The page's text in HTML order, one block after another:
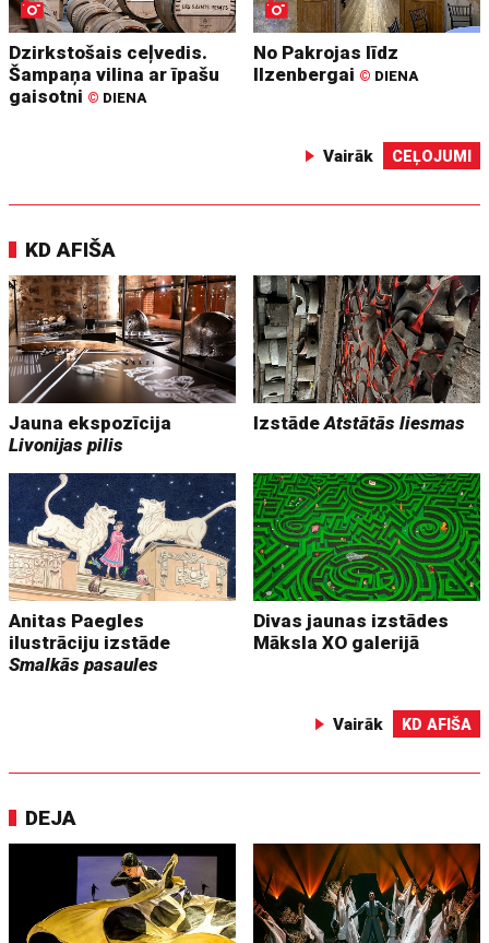
Dzirkstošais ceļvedis.
Šampaņa vilina ar īpašu
gaisotni © DIENA
No Pakrojas līdz
Ilzenbergai © DIENA
Vairāk CEĻOJUMI
KD AFIŠA
Jauna ekspozīcija
Livonijas pilis
IzstādeAtstātās liesmas
Anitas Paegles
ilustrāciju izstāde
Smalkās pasaules
Divas jaunas izstādes
Māksla XO galerijā
Vairāk KD AFIŠA
DEJA